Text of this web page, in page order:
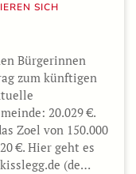
SICH
Bürgerinnen
zum künftigen
20.029 €.
Zoel von 150.000
€. Hier geht es
(de…